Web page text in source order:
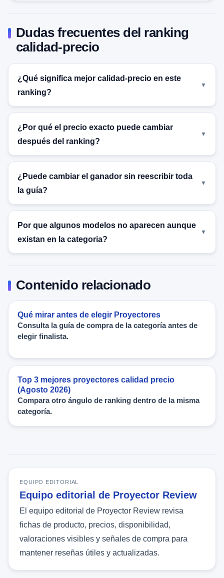
Dudas frecuentes del ranking
calidad-precio
¿Qué significa mejor calidad-precio en este
ranking?
¿Por qué el precio exacto puede cambiar
después del ranking?
¿Puede cambiar el ganador sin reescribir toda
la guía?
Por que algunos modelos no aparecen aunque
existan en la categoria?
Contenido relacionado
Qué mirar antes de elegir Proyectores
Consulta la guía de compra de la categoría antes de
elegir finalista.
Top 3 mejores proyectores calidad precio
(Agosto 2026)
Compara otro ángulo de ranking dentro de la misma
categoría.
EQUIPO EDITORIAL
Equipo editorial de Proyector Review
El equipo editorial de Proyector Review revisa
fichas de producto, precios, disponibilidad,
valoraciones visibles y señales de compra para
mantener reseñas útiles y actualizadas.